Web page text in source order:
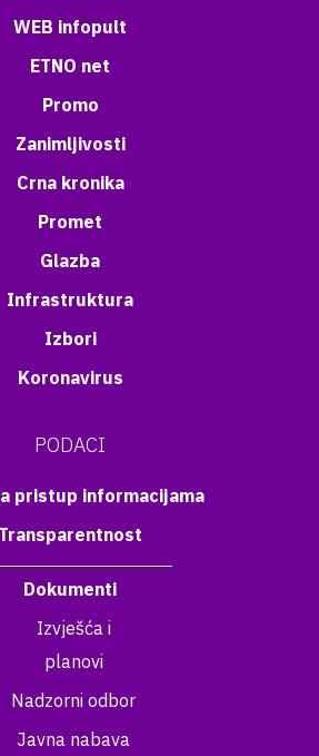
WEB infopult
ETNO net
Promo
Zanimljivosti
Crna kronika
Promet
Glazba
Infrastruktura
Izbori
Koronavirus
PODACI
pristup informacijama
Transparentnost
Dokumenti
Izvješća i
planovi
Nadzorni odbor
Javna nabava